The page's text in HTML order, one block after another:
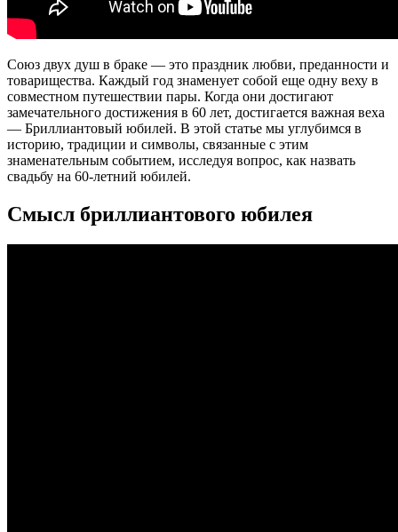
Союз двух душ в браке — это праздник любви, преданности и
товарищества. Каждый год знаменует собой еще одну веху в
совместном путешествии пары. Когда они достигают
замечательного достижения в 60 лет, достигается важная веха
— Бриллиантовый юбилей. В этой статье мы углубимся в
историю, традиции и символы, связанные с этим
знаменательным событием, исследуя вопрос, как назвать
свадьбу на 60-летний юбилей.
Смысл бриллиантового юбилея